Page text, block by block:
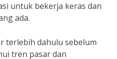
untuk bekerja keras dan
ada.
terlebih dahulu sebelum
tren pasar dan